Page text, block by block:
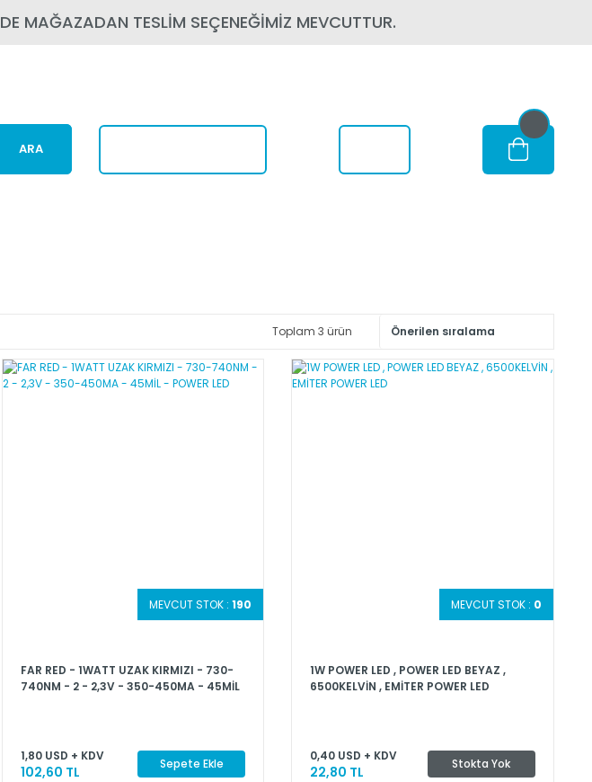
MAĞAZADAN TESLİM SEÇENEĞİMİZ MEVCUTTUR.
ARA
Toplam 3 ürün
MEVCUT STOK :190
FAR RED - 1WATT UZAK KIRMIZI - 730-
740NM - 2 - 2,3V - 350-450MA - 45MİL
1,80 USD + KDV
102,60 TL Sepete Ekle
MEVCUT STOK : 0
1W POWER LED , POWER LED BEYAZ ,
6500KELVİN , EMİTER POWER LED
0,40 USD + KDV
22,80 TL Stokta Yok